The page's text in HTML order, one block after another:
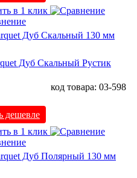
в 1 клик
Дуб Скальный Рустик
код товара: 03-598
дешевле
в 1 клик